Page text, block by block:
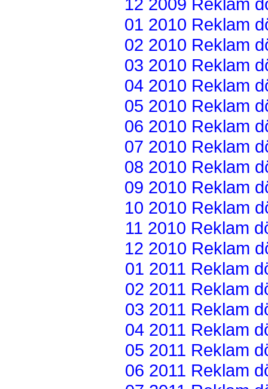
01 2010 Reklam
02 2010 Reklam
03 2010 Reklam
04 2010 Reklam
05 2010 Reklam
06 2010 Reklam
07 2010 Reklam
08 2010 Reklam
09 2010 Reklam
10 2010 Reklam
11 2010 Reklam
12 2010 Reklam
01 2011 Reklam
02 2011 Reklam
03 2011 Reklam
04 2011 Reklam
05 2011 Reklam
06 2011 Reklam